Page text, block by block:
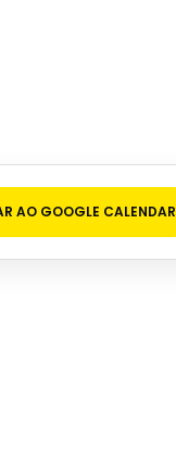
AO GOOGLE CALENDAR